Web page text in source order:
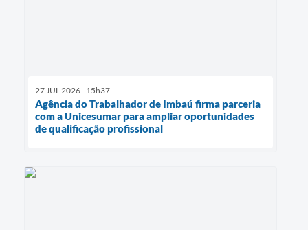
27 JUL 2026 - 15h37
Agência do Trabalhador de Imbaú firma parceria
com a Unicesumar para ampliar oportunidades
de qualificação profissional